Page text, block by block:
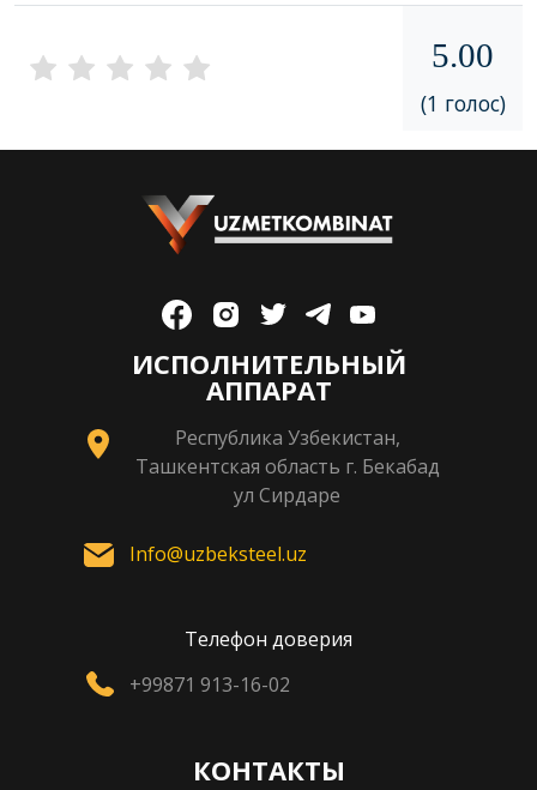
5.00
(1 голос)
ИСПОЛНИТЕЛЬНЫЙ
АППАРАТ
Республика Узбекистан,
Ташкентская область г. Бекабад
ул Сирдаре
Info@uzbeksteel.uz
Телефон доверия
+99871 913-16-02
КОНТАКТЫ